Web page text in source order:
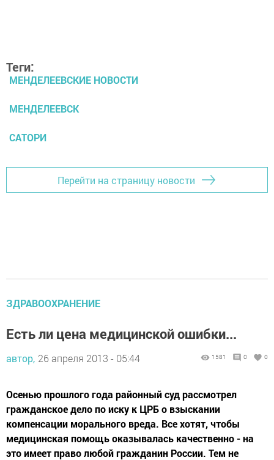
Теги:
МЕНДЕЛЕЕВСКИЕ НОВОСТИ
МЕНДЕЛЕЕВСК
САТОРИ
Перейти на страницу новости
ЗДРАВООХРАНЕНИЕ
Есть ли цена медицинской ошибки...
автор, 26 апреля 2013 - 05:44 1581 0 0
Осенью прошлого года районный суд рассмотрел
гражданское дело по иску к ЦРБ о взыскании
компенсации морального вреда. Все хотят, чтобы
медицинская помощь оказывалась качественно - на
это имеет право любой гражданин России. Тем не